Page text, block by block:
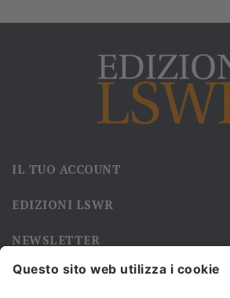
IL TUO ACCOUNT
EDIZIONI LSWR
NEWSLETTER
Iscriviti alla nostra newsletter e rimani sempre